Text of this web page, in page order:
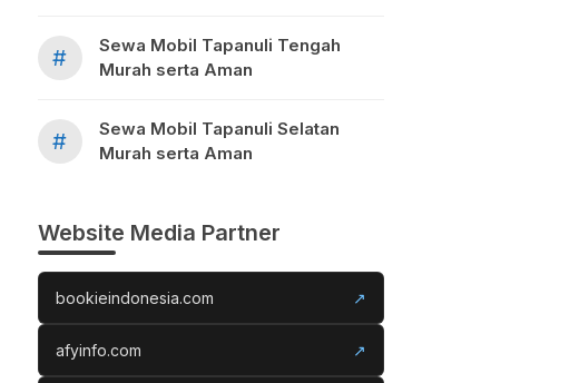
#
Sewa Mobil Tapanuli Tengah
Murah serta Aman
#
Sewa Mobil Tapanuli Selatan
Murah serta Aman
Website Media Partner
bookieindonesia.com ↗
afyinfo.com ↗